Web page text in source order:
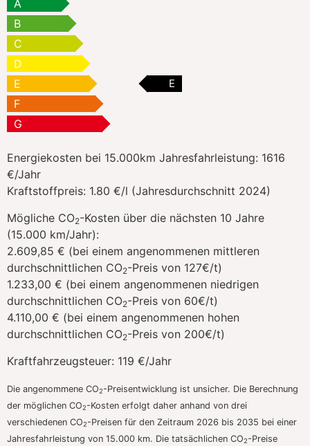
A
B
C
D
E
E
F
G
Energiekosten bei 15.000km Jahresfahrleistung: 1616
€/Jahr
Kraftstoffpreis: 1.80 €/l (Jahresdurchschnitt 2024)
Mögliche CO2-Kosten über die nächsten 10 Jahre
(15.000 km/Jahr):
2.609,85 € (bei einem angenommenen mittleren
durchschnittlichen CO2-Preis von 127€/t)
1.233,00 € (bei einem angenommenen niedrigen
durchschnittlichen CO2-Preis von 60€/t)
4.110,00 € (bei einem angenommenen hohen
durchschnittlichen CO2-Preis von 200€/t)
Kraftfahrzeugsteuer: 119 €/Jahr
Die angenommene CO2-Preisentwicklung ist unsicher. Die Berechnung
der möglichen CO2-Kosten erfolgt daher anhand von drei
verschiedenen CO2-Preisen für den Zeitraum 2026 bis 2035 bei einer
Jahresfahrleistung von 15.000 km. Die tatsächlichen CO2-Preise